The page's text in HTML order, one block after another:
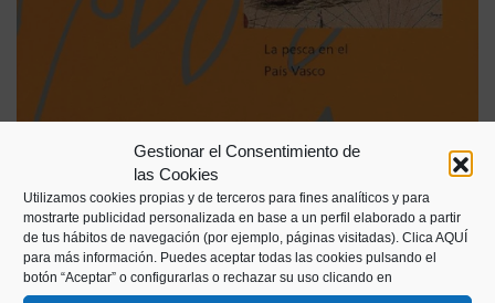
Gestionar el Consentimiento de
las Cookies
Utilizamos cookies propias y de terceros para fines analíticos y para
mostrarte publicidad personalizada en base a un perfil elaborado a partir
de tus hábitos de navegación (por ejemplo, páginas visitadas). Clica AQUÍ
para más información. Puedes aceptar todas las cookies pulsando el
botón “Aceptar” o configurarlas o rechazar su uso clicando en